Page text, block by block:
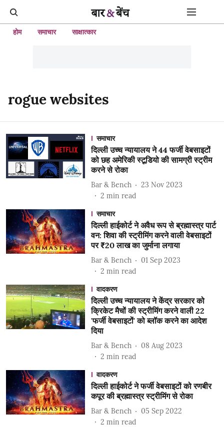
होम समाचार साक्षात्कार
rogue websites
समाचार
दिल्ली उच्च न्यायालय ने 44 फर्जी वेबसाइटों
को छह अमेरिकी स्टूडियो की सामग्री स्ट्रीम
करने से रोका
Bar & Bench
23 Nov 2023
2 min read
समाचार
दिल्ली हाईकोर्ट ने अवैध रूप से ब्रह्मास्त्र पार्ट
वन: शिवा की स्ट्रीमिंग करने वाली वेबसाइटों
पर ₹20 लाख का जुर्माना लगाया
Bar & Bench
01 Sep 2023
2 min read
वादकरण
दिल्ली उच्च न्यायालय ने केंद्र सरकार को
क्रिकेट मैचों की स्ट्रीमिंग करने वाली 22
'फर्जी वेबसाइटों' को ब्लॉक करने का आदेश
दिया
Bar & Bench
08 Aug 2023
2 min read
वादकरण
दिल्ली हाईकोर्ट ने फर्जी वेबसाइटों को रणबीर
कपूर की ब्रह्मास्त्र स्ट्रीमिंग से रोका
Bar & Bench
05 Sep 2022
2 min read